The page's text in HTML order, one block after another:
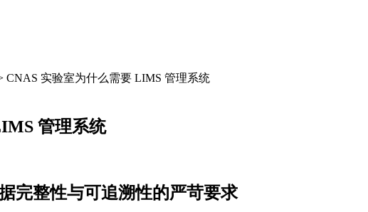
CNAS 实验室为什么需要 LIMS 管理系统
管理系统
完整性与可追溯性的严苛要求